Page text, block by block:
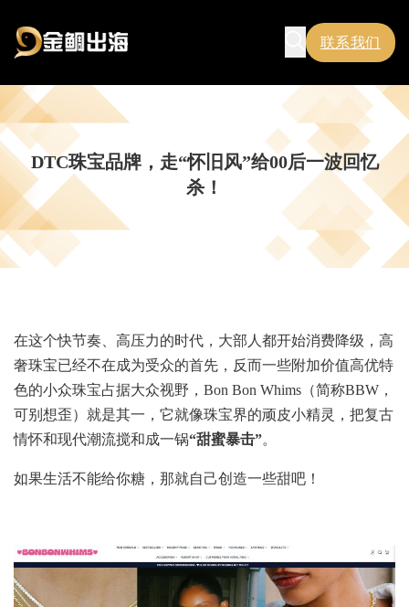
联系我们
DTC珠宝品牌，走“怀旧风”给00后一波回忆
杀！
在这个快节奏、高压力的时代，大部人都开始消费降级，高
奢珠宝已经不在成为受众的首先，反而一些附加价值高优特
色的小众珠宝占据大众视野，Bon Bon Whims（简称BBW，
可别想歪）就是其一，它就像珠宝界的顽皮小精灵，把复古
情怀和现代潮流搅和成一锅“甜蜜暴击”。
如果生活不能给你糖，那就自己创造一些甜吧！